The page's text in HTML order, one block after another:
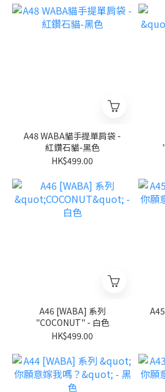
A48 WABA貓手提單肩袋 -
紅鑽石貓-黑色
HK$499.00
A46 [WABA] 系列
"COCONUT" - 白色
HK$499.00
A45 [WABA] 系列 "你願意